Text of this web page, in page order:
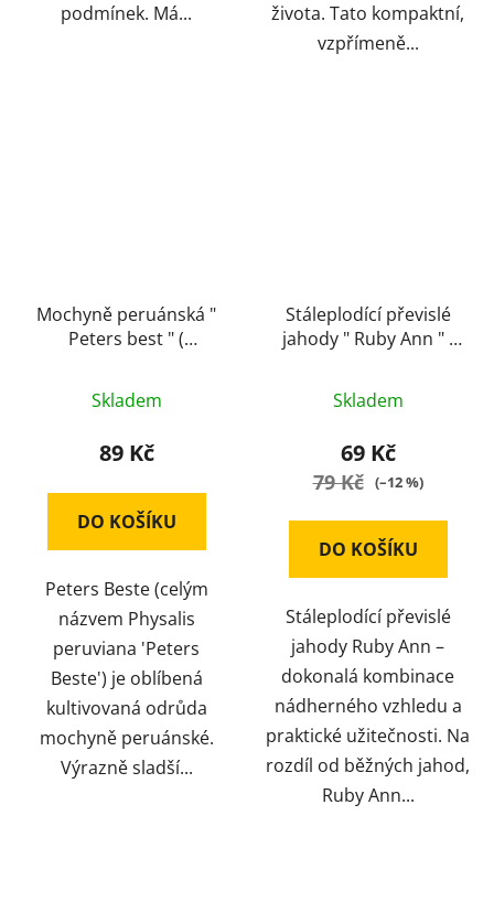
podmínek. Má...
života. Tato kompaktní,
vzpřímeně...
Mochyně peruánská "
Peters best " (
Skladem
89 Kč
DO KOŠÍKU
Peters Beste (celým
názvem Physalis
peruviana 'Peters
Beste') je oblíbená
kultivovaná odrůda
mochyně peruánské.
Výrazně sladší...
Stáleplodící převislé
jahody " Ruby Ann " (
Skladem
69 Kč
79 Kč (–12 %)
DO KOŠÍKU
Stáleplodící převislé
jahody Ruby Ann –
dokonalá kombinace
nádherného vzhledu a
praktické užitečnosti. Na
rozdíl od běžných jahod,
Ruby Ann...